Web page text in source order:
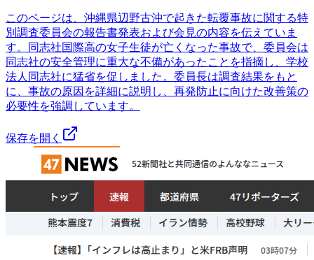
このページは、沖縄県辺野古沖で起きた転覆事故に関する特
別調査委員会の報告書発表および会見の内容を伝えていま
す。同志社国際高の女子生徒が亡くなった事故で、委員会は
同志社の安全管理に重大な不備があったことを指摘し、学校
法人同志社に猛省を促しました。委員長は調査結果をもと
に、事故の原因を詳細に説明し、再発防止に向けた改善策の
必要性を強調しています。
保存を開く